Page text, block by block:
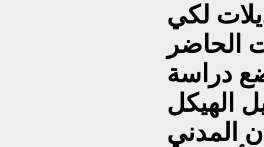
لكي
الحاضر
دراسة
الهيكل
المدني